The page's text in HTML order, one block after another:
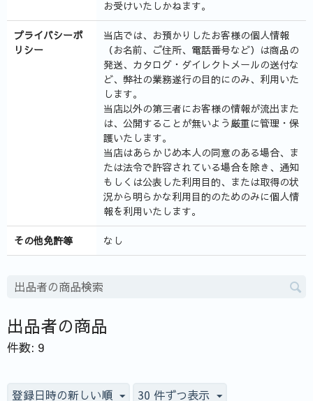
お受けいたしかねます。
プライバシーポ
リシー
当店では、お預かりしたお客様の個人情報
（お名前、ご住所、電話番号など）は商品の
発送、カタログ・ダイレクトメールの送付な
ど、弊社の業務遂行の目的にのみ、利用いた
します。
当店以外の第三者にお客様の情報が流出また
は、公開することが無いよう厳重に管理・保
護いたします。
当店はあらかじめ本人の同意のある場合、ま
たは法令で許容されている場合を除き、通知
もしくは公表した利用目的、または取得の状
況から明らかな利用目的のためのみに個人情
報を利用いたします。
その他免許等 なし
出品者の商品
件数: 9
登録日時の新しい順 30 件ずつ表示